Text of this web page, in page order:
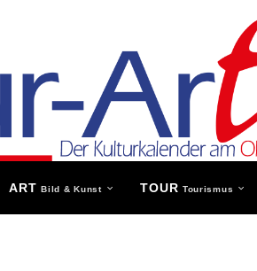
ARTBild & Kunst TOUR Tourismus